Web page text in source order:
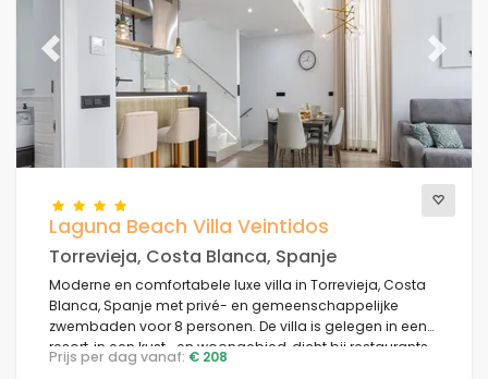
Previous Next
Laguna Beach Villa Veintidos
Torrevieja, Costa Blanca, Spanje
Moderne en comfortabele luxe villa in Torrevieja, Costa
Blanca, Spanje met privé- en gemeenschappelijke
zwembaden voor 8 personen. De villa is gelegen in een
resort, in een kust- en woongebied, dicht bij restaurants
en bars, winkels en supermarkten, en op 4 km van het
Prijs per dag vanaf: € 208